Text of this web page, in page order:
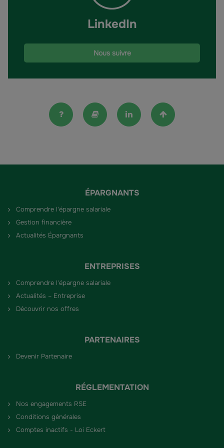
LinkedIn
Nous suivre
FAQ Lexique Linkedin Haut de la
ÉPARGNANTS
Comprendre l'épargne salariale
Gestion financière
Actualités Épargnants
ENTREPRISES
Comprendre l'épargne salariale
Actualités – Entreprise
Découvrir nos offres
PARTENAIRES
Devenir Partenaire
RÉGLEMENTATION
Nos engagements RSE
Conditions générales
Comptes inactifs - Loi Eckert